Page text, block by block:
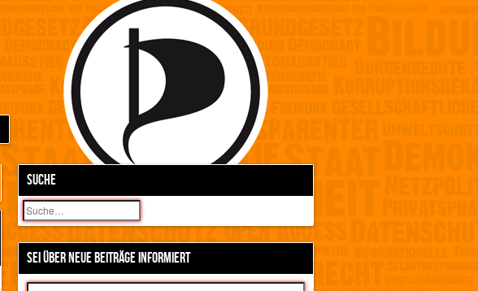
SUCHE
Suchen
SEI ÜBER NEUE BEITRÄGE INFORMIERT